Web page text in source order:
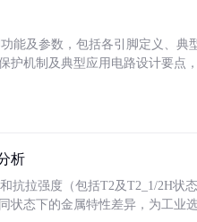
能及参数，包括各引脚定义、
护机制及典型应用电路设计要点
析
抗拉强度（包括T2及T2_1/2H状
状态下的金属特性差异，为工业选